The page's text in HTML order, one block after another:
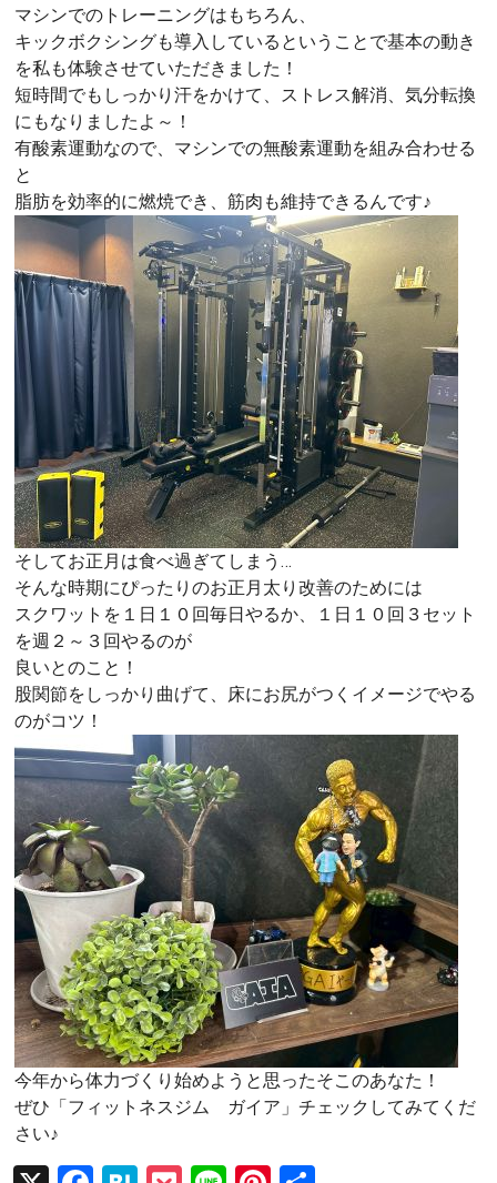
マシンでのトレーニングはもちろん、
キックボクシングも導入しているということで基本の動き
を私も体験させていただきました！
短時間でもしっかり汗をかけて、ストレス解消、気分転換
にもなりましたよ～！
有酸素運動なので、マシンでの無酸素運動を組み合わせる
と
脂肪を効率的に燃焼でき、筋肉も維持できるんです♪
そしてお正月は食べ過ぎてしまう…
そんな時期にぴったりのお正月太り改善のためには
スクワットを１日１０回毎日やるか、１日１０回３セット
を週２～３回やるのが
良いとのこと！
股関節をしっかり曲げて、床にお尻がつくイメージでやる
のがコツ！
今年から体力づくり始めようと思ったそこのあなた！
ぜひ「フィットネスジム ガイア」チェックしてみてくだ
さい♪